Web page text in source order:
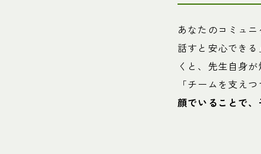
あなたのコミュ
話すと安心できる
くと、先生自身
「チームを支え
顔でいることで、